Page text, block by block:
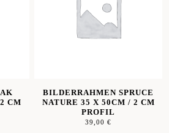
CM
BILDERRAHMEN SPRUCE
NATURE 35 X 50CM / 2 CM
PROFIL
39,00 €